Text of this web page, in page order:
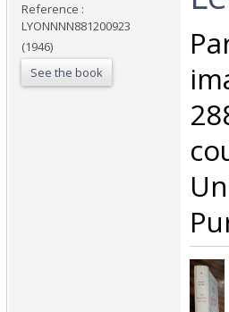
Reference :
LYONNNN881200923
(1946)
See the book